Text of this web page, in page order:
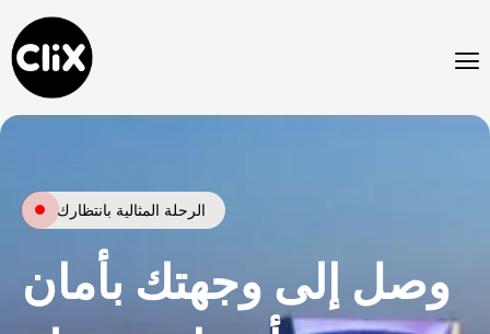
to
content
الرحلة المثالية بانتظارك
وصل إلى وجهتك بأمان